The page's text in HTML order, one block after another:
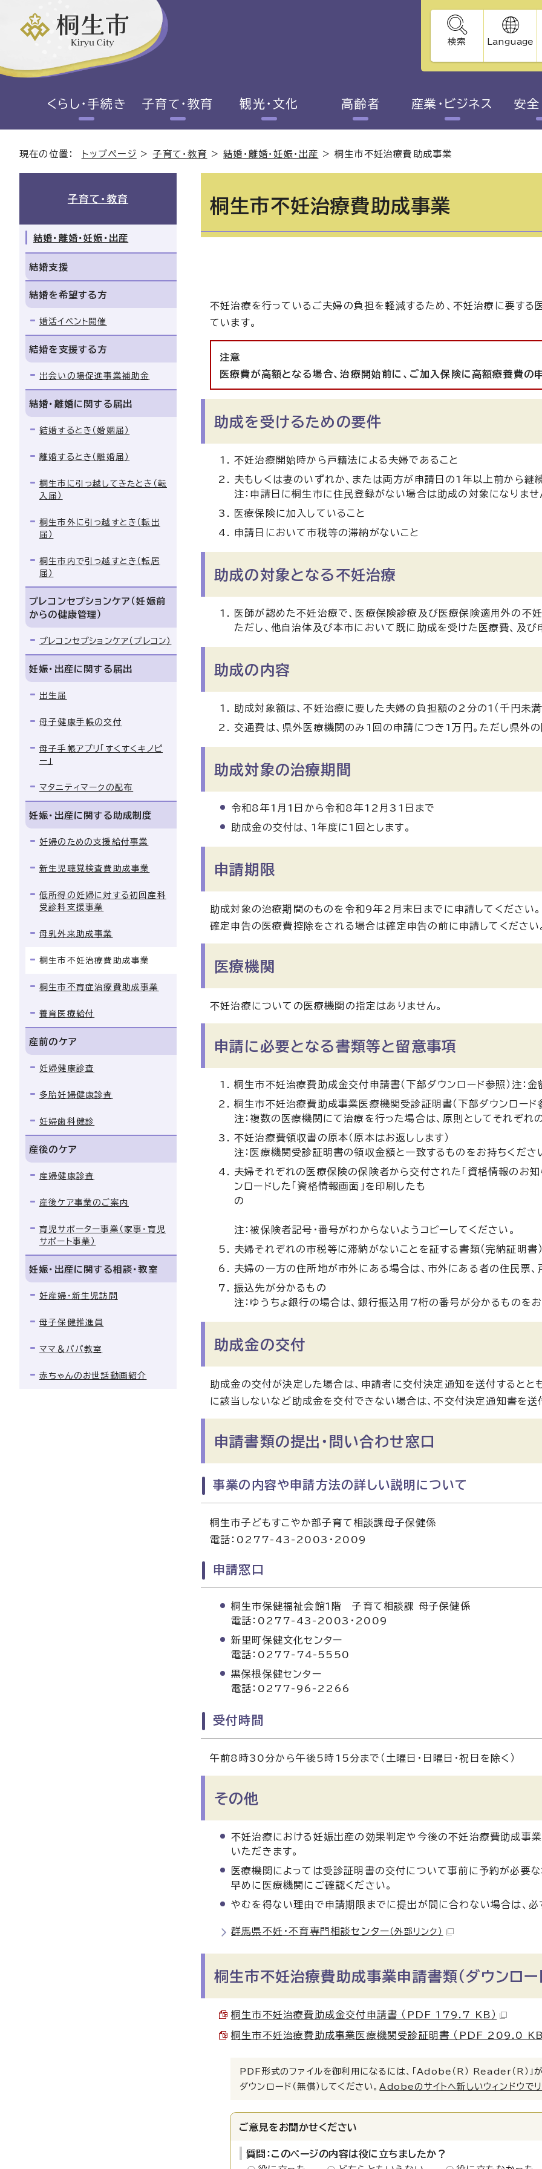
検索 Language
くらし・手続き 子育て・教育 観光・文化 高齢者 産業・ビジネス 安全
現在の位置： トップページ >子育て・教育 >結婚・離婚・妊娠・出産 >桐生市不妊治療費助成事業
桐生市不妊治療費助成事業
不妊治療を行っているご夫婦の負担を軽減するため、不妊治療に要する
ています。
注意
医療費が高額となる場合、治療開始前に、ご加入保険に高額療養費の
助成を受けるための要件
不妊治療開始時から戸籍法による夫婦であること
夫もしくは妻のいずれか、または両方が申請日の1年以上前から継
注：申請日に桐生市に住民登録がない場合は助成の対象になりませ
医療保険に加入していること
申請日において市税等の滞納がないこと
助成の対象となる不妊治療
医師が認めた不妊治療で、医療保険診療及び医療保険適用外の不
ただし、他自治体及び本市において既に助成を受けた医療費、及
助成の内容
助成対象額は、不妊治療に要した夫婦の負担額の2分の1（千円未満
交通費は、県外医療機関のみ1回の申請につき1万円。ただし県外の
助成対象の治療期間
令和8年1月1日から令和8年12月31日まで
助成金の交付は、1年度に1回とします。
申請期限
助成対象の治療期間のものを令和9年2月末日までに申請してください。
確定申告の医療費控除をされる場合は確定申告の前に申請してください
医療機関
不妊治療についての医療機関の指定はありません。
申請に必要となる書類等と留意事項
桐生市不妊治療費助成金交付申請書（下部ダウンロード参照）注：
桐生市不妊治療費助成事業医療機関受診証明書（下部ダウンロード
注：複数の医療機関にて治療を行った場合は、原則としてそれぞれ
不妊治療費領収書の原本（原本はお返しします）
注：医療機関受診証明書の領収金額と一致するものをお持ちくださ
夫婦それぞれの医療保険の保険者から交付された「資格情報のお知
ンロードした「資格情報画面」を印刷したも
注：被保険者記号・番号がわからないようコピーしてください。
夫婦それぞれの市税等に滞納がないことを証する書類（完納証明書）
夫婦の一方の住所地が市外にある場合は、市外にある者の住民票、
振込先が分かるもの
注：ゆうちょ銀行の場合は、銀行振込用7桁の番号が分かるものをお
助成金の交付
助成金の交付が決定した場合は、申請者に交付決定通知を送付するとと
に該当しないなど助成金を交付できない場合は、不交付決定通知書を送
申請書類の提出・問い合わせ窓口
事業の内容や申請方法の詳しい説明について
桐生市子どもすこやか部子育て相談課母子保健係
電話：0277-43-2003・2009
申請窓口
桐生市保健福祉会館1階 子育て相談課 母子保健係
電話：0277-43-2003・2009
新里町保健文化センター
電話：0277-74-5550
黒保根保健センター
電話：0277-96-2266
受付時間
午前8時30分から午後5時15分まで（土曜日・日曜日・祝日を除く）
その他
不妊治療における妊娠出産の効果判定や今後の不妊治療費助成事
いただきます。
医療機関によっては受診証明書の交付について事前に予約が必要
早めに医療機関にご確認ください。
やむを得ない理由で申請期限までに提出が間に合わない場合は、必
群馬県不妊・不育専門相談センター （外部リンク）
桐生市不妊治療費助成事業申請書類（ダウンロー
桐生市不妊治療費助成金交付申請書 （PDF 179.7 KB）
桐生市不妊治療費助成事業医療機関受診証明書 （PDF 209.0 KB
PDF形式のファイルを御利用になるには、「Adobe（R） Reader（R）
ダウンロード（無償）してください。 Adobeのサイトへ新しいウィンドウでリ
ご意見をお聞かせください
質問：このページの内容は役に立ちましたか？
子育て・教育
結婚・離婚・妊娠・出産
結婚支援
結婚を希望する方
婚活イベント開催
結婚を支援する方
出会いの場促進事業補助金
結婚・離婚に関する届出
結婚するとき（婚姻届）
離婚するとき（離婚届）
桐生市に引っ越してきたとき（転
入届）
桐生市外に引っ越すとき（転出
届）
桐生市内で引っ越すとき（転居
届）
プレコンセプションケア（妊娠前
からの健康管理）
プレコンセプションケア（プレコン）
妊娠・出産に関する届出
出生届
母子健康手帳の交付
母子手帳アプリ「すくすくキノピ
ー」
マタニティマークの配布
妊娠・出産に関する助成制度
妊婦のための支援給付事業
新生児聴覚検査費助成事業
低所得の妊婦に対する初回産科
受診料支援事業
母乳外来助成事業
桐生市不妊治療費助成事業
桐生市不育症治療費助成事業
養育医療給付
産前のケア
妊婦健康診査
多胎妊婦健康診査
妊婦歯科健診
産後のケア
産婦健康診査
産後ケア事業のご案内
育児サポーター事業（家事・育児
サポート事業）
妊娠・出産に関する相談・教室
妊産婦・新生児訪問
母子保健推進員
ママ＆パパ教室
赤ちゃんのお世話動画紹介